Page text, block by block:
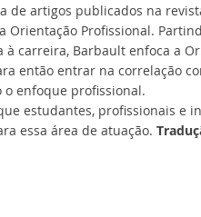
de artigos publicados na
Orientação Profissional.
à carreira, Barbault enfoca a
então entrar na correlação
enfoque profissional.
estudantes, profissionais e
essa área de atuação.